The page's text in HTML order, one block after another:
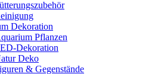
Dekoration
Pflanzen
Dekoration
Deko
& Gegenstände